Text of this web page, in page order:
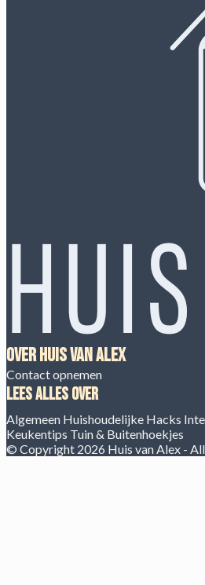
Over Huis van Alex
Contact opnemen
Lees alles over
Algemeen Huishoudelijke Hacks
Keukentips Tuin & Buitenhoekjes
© Copyright 2026 Huis van Alex -